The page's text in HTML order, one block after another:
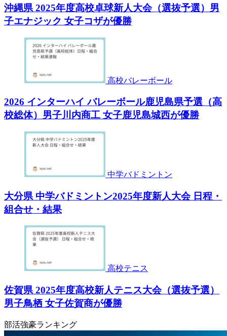
沖縄県 2025年度高校卓球新人大会（選抜予選）男
子エナジック 女子コザが優勝
高校バレーボール
2026 インターハイ バレーボール鹿児島県予選（高
校総体）男子川内商工 女子鹿児島城西が優勝
中学バドミントン
大分県 中学バドミントン2025年度新人大会 日程・
組合せ・結果
高校テニス
佐賀県 2025年度高校新人テニス大会（選抜予選）
男子鳥栖 女子佐賀商が優勝
部活強豪ランキング